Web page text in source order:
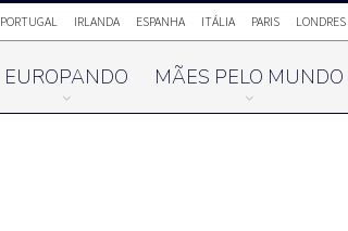
PORTUGAL IRLANDA ESPANHA ITÁLIA PARIS LONDRES
EUROPANDO MÃES PELO MUNDO